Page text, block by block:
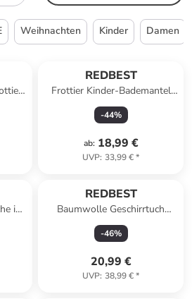
Weihnachten Kinder Damen
REDBEST
Frottier Kinder-Bademantel
mit Kapuze Chicago in petrol
-44%
ab: 18,99 €
UVP: 33,99 €*
in
REDBEST
Baumwolle Geschirrtuch
10er-Pack in jade
-46%
20,99 €
UVP: 38,99 €*